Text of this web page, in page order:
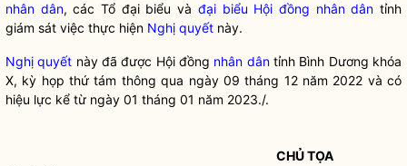
nhân dân, các Tổ đại biểu và đại biểu Hội đồng nhân dân tỉnh
giám sát việc thực hiện Nghị quyết này.
Nghị quyết này đã được Hội đồng nhân dântỉnh Bình Dương khóa
X, kỳ họp thứ tám thông qua ngày 09 tháng 12 năm 2022 và có
hiệu lực kể từ ngày 01 tháng 01 năm 2023./.
CHỦ TỌA